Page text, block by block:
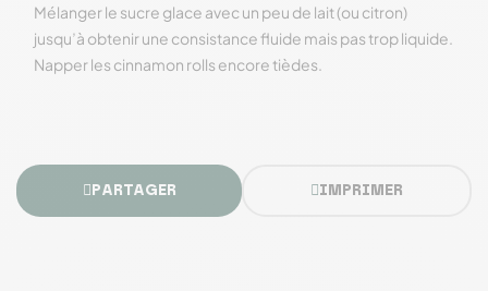
Mélanger le sucre glace avec un peu de lait (ou citron)
jusqu’à obtenir une consistance fluide mais pas trop liquide.
Napper les cinnamon rolls encore tièdes.
PARTAGER IMPRIMER